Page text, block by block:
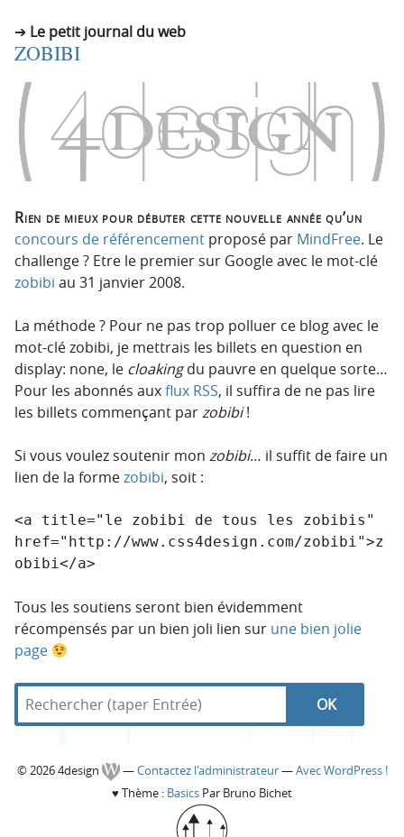
Le petit journal du web
ZOBIBI
Rien de mieux pour débuter cette nouvelle année qu’un
concours de référencement proposé par MindFree. Le
challenge ? Etre le premier sur Google avec le mot-clé
zobibi au 31 janvier 2008.
La méthode ? Pour ne pas trop polluer ce blog avec le
mot-clé zobibi, je mettrais les billets en question en
display: none, le cloakingdu pauvre en quelque sorte…
Pour les abonnés auxflux RSS, il suffira de ne pas lire
les billets commençant parzobibi!
Si vous voulez soutenir mon zobibi… il suffit de faire un
lien de la formezobibi, soit :
<a title="le zobibi de tous les zobibis"
href="http://www.css4design.com/zobibi">z
Tous les soutiens seront bien évidemment
récompensés par un bien joli lien sur une bien jolie
page
N
R
R
e
d
4
C
© 2026 4design —Contactez l'administrateur—Avec WordPress !
♥ Thème : Basics Par Bruno Bichet